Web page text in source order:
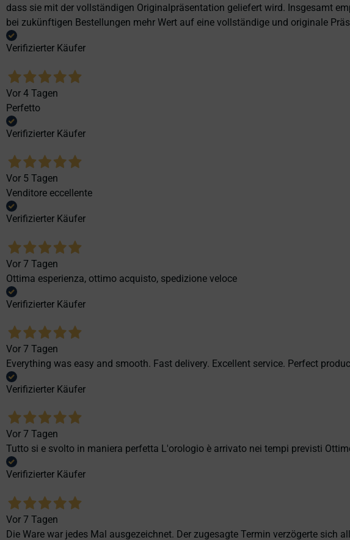
dass sie mit der vollständigen Originalpräsentation geliefert wird. Insgesamt
bei zukünftigen Bestellungen mehr Wert auf eine vollständige und originale
Verifizierter Käufer
Vor 4 Tagen
Perfetto
Verifizierter Käufer
Vor 5 Tagen
Venditore eccellente
Verifizierter Käufer
Vor 7 Tagen
Ottima esperienza, ottimo acquisto, spedizione veloce
Verifizierter Käufer
Vor 7 Tagen
Everything was easy and smooth. Fast delivery. Excellent service. Perfect
Verifizierter Käufer
Vor 7 Tagen
Tutto si e svolto in maniera perfetta L'orologio è arrivato nei tempi previsti
Verifizierter Käufer
Vor 7 Tagen
Die Ware war jedes Mal ausgezeichnet. Der zugesagte Termin verzögerte sich